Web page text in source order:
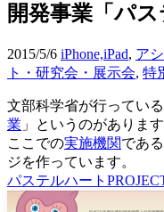
開発事業「パス
2015/5/6 iPhone,iPad, ア
ト・研究会・展示会, 特
文部科学省が行っている
業 」というのがあります
ここでの実施機関であ
ジを作っています。
パステルハート